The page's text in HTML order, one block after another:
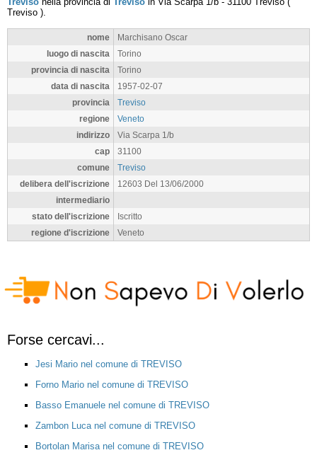
Treviso ).
nome
Marchisano Oscar
luogo di nascita
Torino
provincia di nascita
Torino
data di nascita
1957-02-07
provincia
Treviso
regione
Veneto
indirizzo
Via Scarpa 1/b
cap
31100
comune
Treviso
delibera dell'iscrizione
12603 Del 13/06/2000
intermediario
stato dell'iscrizione
Iscritto
regione d'iscrizione
Veneto
Forse cercavi...
Jesi Mario nel comune di TREVISO
Forno Mario nel comune di TREVISO
Basso Emanuele nel comune di TREVISO
Zambon Luca nel comune di TREVISO
Bortolan Marisa nel comune di TREVISO